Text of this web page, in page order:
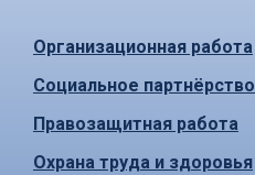
Организационная работа
Социальное партнёрство
Правозащитная работа
Охрана труда и здоровья